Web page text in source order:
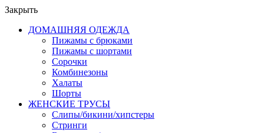
Закрыть
ДОМАШНЯЯ ОДЕЖДА
Пижамы с брюками
Пижамы с шортами
Сорочки
Комбинезоны
Халаты
Шорты
ЖЕНСКИЕ ТРУСЫ
Слипы/бикини/хипстеры
Стринги